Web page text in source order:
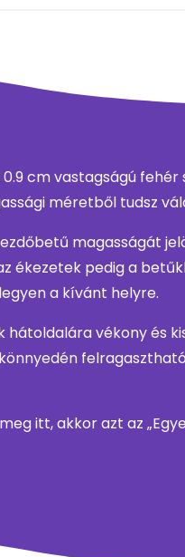
cm vastagságú
méretből tudsz
magasságát
ékezetek pedig a
a kívánt helyre.
vékony és
itt, akkor azt az